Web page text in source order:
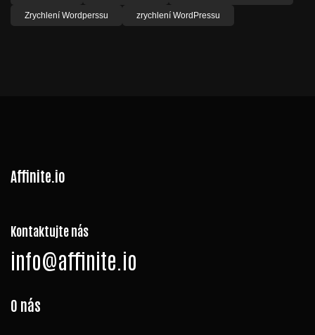
Zrychlení Wordperssu zrychlení WordPressu
Affinite.io
Kontaktujte nás
info@affinite.io
O nás